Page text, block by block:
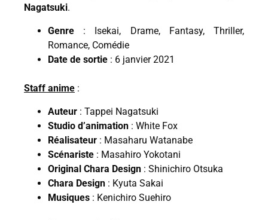
Nagatsuki.
Genre : Isekai, Drame, Fantasy, Thriller,
Romance, Comédie
Date de sortie : 6 janvier 2021
Staff anime :
Auteur : Tappei Nagatsuki
Studio d’animation : White Fox
Réalisateur : Masaharu Watanabe
Scénariste : Masahiro Yokotani
Original Chara Design : Shinichiro Otsuka
Chara Design : Kyuta Sakai
Musiques : Kenichiro Suehiro